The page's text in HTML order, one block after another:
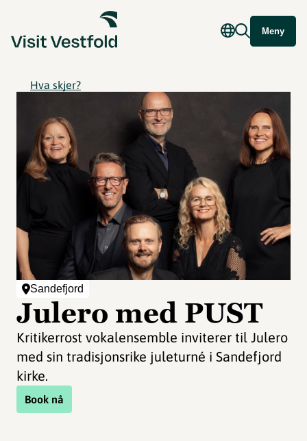
Meny
Hva skjer?
Sandefjord
Julero med PUST
Kritikerrost vokalensemble inviterer til Julero
med sin tradisjonsrike juleturné i Sandefjord
kirke.
Book nå